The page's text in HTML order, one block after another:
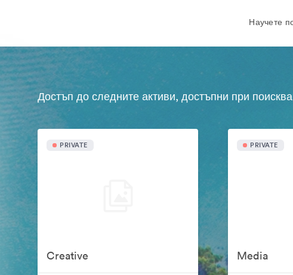
Научете
Достъп до следните активи, достъпни при
PRIVATE
Creative
PRIVATE
Media